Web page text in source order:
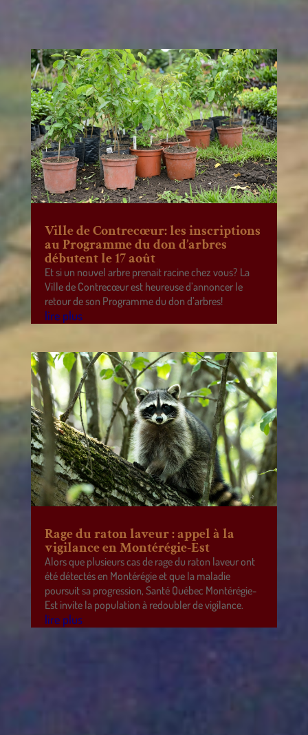
Ville de Contrecœur: les inscriptions
au Programme du don d’arbres
débutent le 17 août
Et si un nouvel arbre prenait racine chez vous? La
Ville de Contrecœur est heureuse d’annoncer le
retour de son Programme du don d’arbres!
lire plus
Rage du raton laveur : appel à la
vigilance en Montérégie-Est
Alors que plusieurs cas de rage du raton laveur ont
été détectés en Montérégie et que la maladie
poursuit sa progression, Santé Québec Montérégie-
Est invite la population à redoubler de vigilance.
lire plus